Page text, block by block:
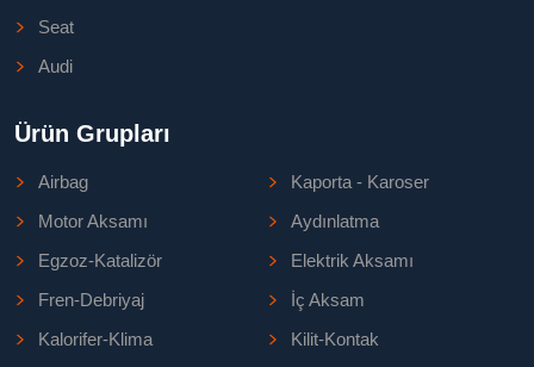
Seat
Audi
Ürün Grupları
Airbag
Kaporta - Karoser
Motor Aksamı
Aydınlatma
Egzoz-Katalizör
Elektrik Aksamı
Fren-Debriyaj
İç Aksam
Kalorifer-Klima
Kilit-Kontak